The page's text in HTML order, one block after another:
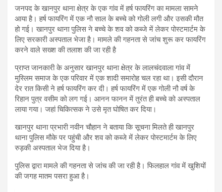
जनपद के खानपुर थाना क्षेत्र के एक गांव में हर्ष फायरिंग का मामला सामने
आया है। हर्ष फायरिंग में एक नौ साल के बच्चे को गोली लगी और उसकी मौत
हो गई। खानपुर थाना पुलिस ने बच्चे के शव को कब्जे में लेकर पोस्टमार्टम के
लिए सरकारी अस्पताल भेजा है। मामले की गहनता से जांच शुरू कर फायरिंग
करने वाले सख्श की तलाश की जा रही है
प्राप्त जानकारी के अनुसार खानपुर थाना क्षेत्र के लालचंदवाला गांव में
मुस्लिम समाज के एक परिवार में एक शादी समारोह चल रहा था। इसी दौरान
देर रात किसी ने हर्ष फायरिंग कर दी। हर्ष फायरिंग में एक गोली नौ वर्ष के
रिहान पुत्र वसीम को लग गई। आनन फानन में तुरंत ही बच्चे को अस्पताल
लाया गया। जहां चिकित्सक ने उसे मृत घोषित कर दिया।
खानपुर थाना प्रभारी नवीन चौहान ने बताया कि सूचना मिलते ही खानपुर
थाना पुलिस मौके पर पहुंची और शव को कब्जे में लेकर पोस्टमार्टम के लिए
रुड़की अस्पताल भेज दिया है।
पुलिस द्वारा मामले की गहनता से जांच की जा रही है। फिलहाल गांव में खुशियों
की जगह मातम पसरा हुआ है।